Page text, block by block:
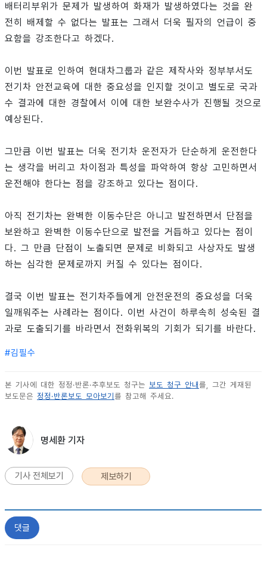
배터리부위가 문제가 발생하여 화재가 발생하였다는 것을 완
전히 배제할 수 없다는 발표는 그래서 더욱 필자의 언급이 중
요함을 강조한다고 하겠다.
이번 발표로 인하여 현대차그룹과 같은 제작사와 정부부서도
전기차 안전교육에 대한 중요성을 인지할 것이고 별도로 국과
수 결과에 대한 경찰에서 이에 대한 보완수사가 진행될 것으로
예상된다.
그만큼 이번 발표는 더욱 전기차 운전자가 단순하게 운전한다
는 생각을 버리고 차이점과 특성을 파악하여 항상 고민하면서
운전해야 한다는 점을 강조하고 있다는 점이다.
아직 전기차는 완벽한 이동수단은 아니고 발전하면서 단점을
보완하고 완벽한 이동수단으로 발전을 거듭하고 있다는 점이
다. 그 만큼 단점이 노출되면 문제로 비화되고 사상자도 발생
하는 심각한 문제로까지 커질 수 있다는 점이다.
결국 이번 발표는 전기차주들에게 안전운전의 중요성을 더욱
일깨워주는 사례라는 점이다. 이번 사건이 하루속히 성숙된 결
과로 도출되기를 바라면서 전화위복의 기회가 되기를 바란다.
#김필수
본 기사에 대한 정정·반론·추후보도 청구는 보도 청구 안내 를, 그간 게재된
보도문은 정정·반론보도 모아보기 를 참고해 주세요.
명세환 기자
기사 전체보기 제보하기
댓글